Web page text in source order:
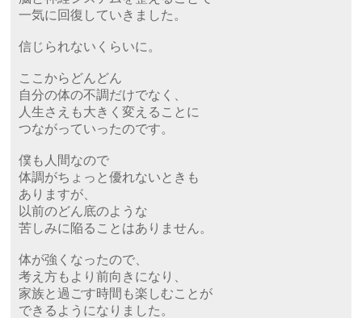
一気に回復していきました。
信じられないくらいに。
ここからどんどん
自分の体の不調だけでなく、
人生さえも大きく変えることに
つながっていったのです。
僕も人間なので
体調がちょっと優れないときも
ありますが、
以前のどん底のような
苦しみに陥ることはありません。
体が強くなったので、
考え方もより前向きになり、
家族と過ごす時間も楽しむことが
できるようになりました。